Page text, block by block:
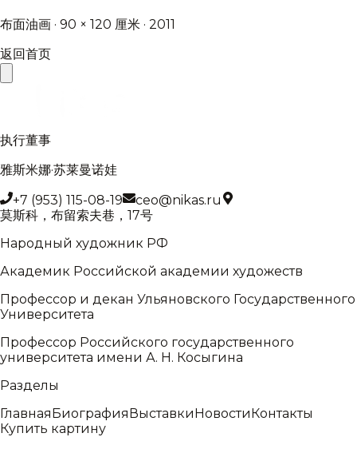
布面油画 · 90 × 120 厘米 · 2011
返回首页
执行董事
雅斯米娜·苏莱曼诺娃
+7 (953) 115-08-19
ceo@nikas.ru
莫斯科，布留索夫巷，17号
Народный художник РФ
Академик Российской академии художеств
Профессор и декан Ульяновского Государственного
Университета
Профессор Российского государственного
университета имени А. Н. Косыгина
Разделы
ГлавнаяБиографияВыставкиНовостиКонтакты
Купить картину